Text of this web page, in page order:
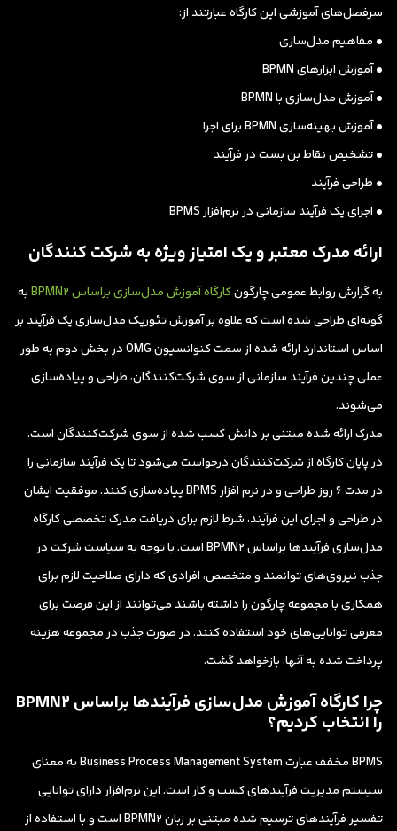
سرفصل‌های آموزشی این کارگاه عبارتند از:
• مفاهیم مدل‌سازی
• آموزش ابزارهای BPMN
• آموزش مدل‌سازی با BPMN
• آموزش بهینه‌سازی BPMN برای اجرا
• تشخیص نقاط بن بست در فرآیند
• طراحی فرآیند
• اجرای یک فرآیند سازمانی در نرم‌افزار BPMS
ارائه مدرک معتبر و یک امتیاز ویژه به شرکت کنندگان
به گزارش روابط عمومی چارگونکارگاه آموزش مدل‌سازی براساس BPMN‌2
به
گونه‌ای طراحی شده است که علاوه بر آموزش تئوریک مدل‌سازی یک فرآیند بر
اساس استاندارد ارائه شده از سمت کنوانسیون OMG در بخش دوم به طور
عملی چندین فرآیند سازمانی از سوی شرکت‌کنندگان، طراحی و پیاده‌سازی
می‌شوند.
مدرک ارائه شده مبتنی بر دانش کسب شده از سوی شرکت‌کنندگان است.
در پایان کارگاه از شرکت‌کنندگان درخواست می‌شود تا یک فرآیند سازمانی را
در مدت 6 روز طراحی و در نرم افزار BPMS پیاده‌سازی کنند. موفقیت ایشان
در طراحی و اجرای این فرآیند، شرط لازم برای دریافت مدرک تخصصی کارگاه
مدل‌سازی فرآیندها براساس BPMN2 است. با توجه به سیاست شرکت در
جذب نیروی‌های توانمند و متخصص، افرادی که دارای صلاحیت لازم برای
همکاری با مجموعه چارگون را داشته باشند می‌توانند از این فرصت برای
معرفی توانایی‌های خود استفاده کنند. در صورت جذب در مجموعه هزینه
پرداخت شده به آنها، بازخواهد گشت.
چرا کارگاه آموزش مدل‌سازی فرآیندها براساس BPMN2
را انتخاب کردیم؟
BPMS مخفف عبارت Business Process Management System به معنای
سیستم مدیریت فرآیندهای کسب و کار است. این نرم‌افزار دارای توانایی
تفسیر فرآیندهای ترسیم شده مبتنی بر زبان BPMN2 است و با استفاده از